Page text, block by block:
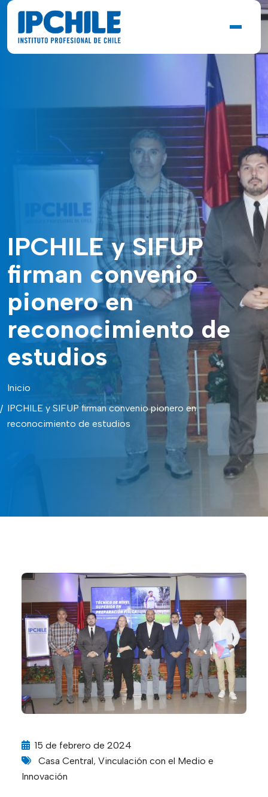
IPCHILE y SIFUP
firman convenio
pionero en
reconocimiento de
estudios
Inicio
IPCHILE y SIFUP firman convenio pionero en
reconocimiento de estudios
15 de febrero de 2024
Casa Central, Vinculación con el Medio e
Innovación